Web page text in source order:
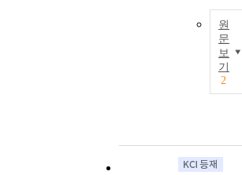
원
문
보
기
2